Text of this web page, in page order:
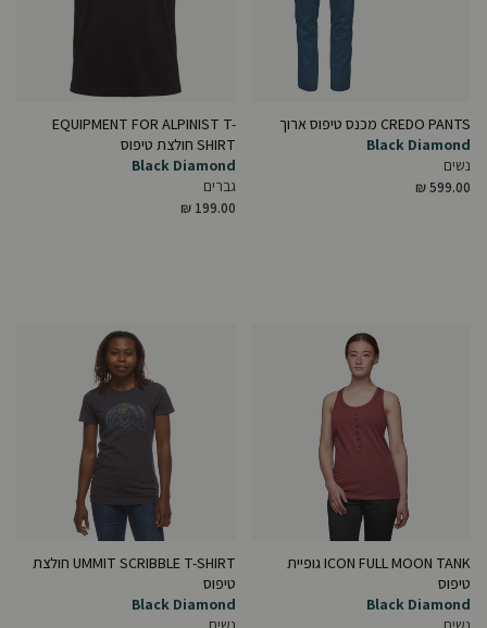
CREDO PANTS מכנס טיפוס ארוך
Black Diamond
נשים
₪ 599.00
EQUIPMENT FOR ALPINIST T-
SHIRT חולצת טיפוס
Black Diamond
גברים
₪ 199.00
ICON FULL MOON TANK גופיית
טיפוס
Black Diamond
UMMIT SCRIBBLE T-SHIRT חולצת
טיפוס
Black Diamond